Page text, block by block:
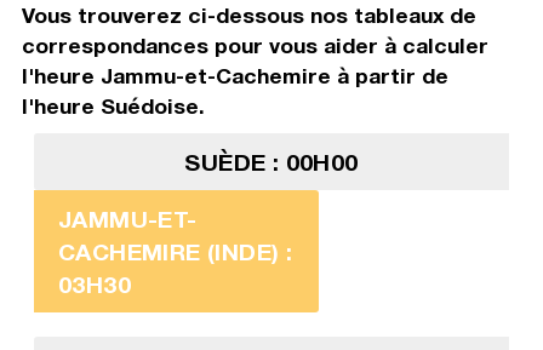
Vous trouverez ci-dessous nos tableaux de
correspondances pour vous aider à calculer
l'heure Jammu-et-Cachemire à partir de
l'heure Suédoise.
SUÈDE : 00H00
JAMMU-ET-
CACHEMIRE (INDE) :
03H30